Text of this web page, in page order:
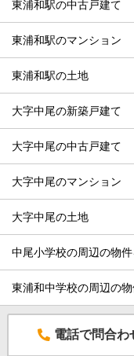
東浦和駅の中古戸建て
東浦和駅のマンション
東浦和駅の土地
大字中尾の新築戸建て
大字中尾の中古戸建て
大字中尾のマンション
大字中尾の土地
中尾小学校の周辺の物
東浦和中学校の周辺の
電話で問合わ